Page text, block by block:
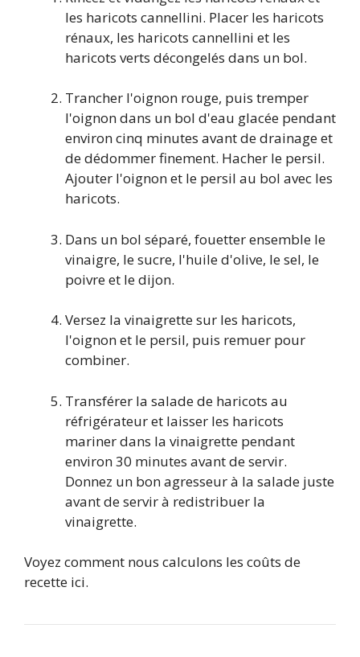
les haricots cannellini. Placer les haricots
rénaux, les haricots cannellini et les
haricots verts décongelés dans un bol.
Trancher l'oignon rouge, puis tremper
l'oignon dans un bol d'eau glacée pendant
environ cinq minutes avant de drainage et
de dédommer finement. Hacher le persil.
Ajouter l'oignon et le persil au bol avec les
haricots.
Dans un bol séparé, fouetter ensemble le
vinaigre, le sucre, l'huile d'olive, le sel, le
poivre et le dijon.
Versez la vinaigrette sur les haricots,
l'oignon et le persil, puis remuer pour
combiner.
Transférer la salade de haricots au
réfrigérateur et laisser les haricots
mariner dans la vinaigrette pendant
environ 30 minutes avant de servir.
Donnez un bon agresseur à la salade juste
avant de servir à redistribuer la
vinaigrette.
Voyez comment nous calculons les coûts de
recette ici.